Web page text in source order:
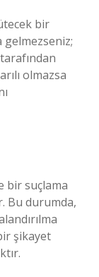
bir
gelmezseniz;
olmazsa
bir suçlama
Bu durumda,
şikayet